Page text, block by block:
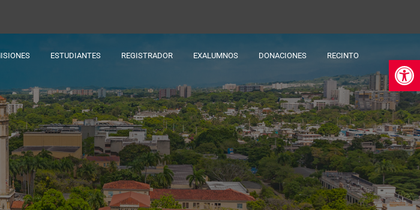
ESTUDIANTES REGISTRADOR EXALUMNOS DONACIONES RECINTO